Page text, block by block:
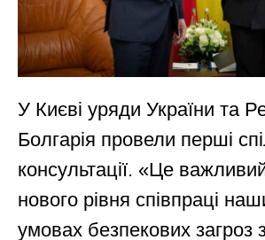
У Києві уряди України та
Болгарія провели перші
консультації. «Це
нового рівня співпраці
умовах безпекових загроз